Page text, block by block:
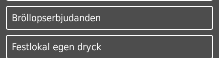
Bröllopserbjudanden
Festlokal egen dryck